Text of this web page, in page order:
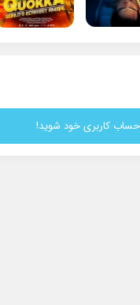
حساب کاربری خود شوید!